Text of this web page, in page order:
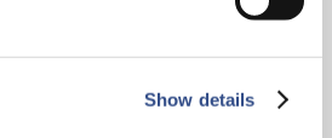
Show details